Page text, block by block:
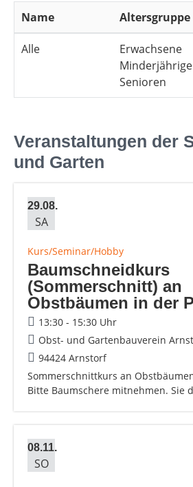
Name Altersgruppe
Alle
Erwachsene
Minderjährige
Senioren
Veranstaltungen der
und Garten
29.08.
SA
Kurs/Seminar/Hobby
Baumschneidkurs
(Sommerschnitt) an
Obstbäumen in der
13:30 - 15:30 Uhr
Obst- und Gartenbauverein
94424 Arnstorf
Sommerschnittkurs an
Bitte Baumschere mitnehmen. Sie
08.11.
SO